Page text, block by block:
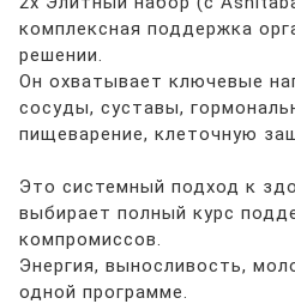
комплексная поддержка
решении.
Он охватывает ключевые
сосуды, суставы,
пищеварение, клеточную
Это системный подход к
выбирает полный курс
компромиссов.
Энергия, выносливость,
одной программе.